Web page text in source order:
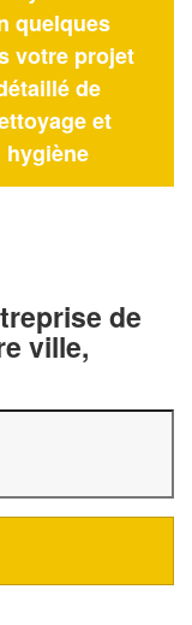
quelques
votre projet
de
et
hygiène
de
ville,